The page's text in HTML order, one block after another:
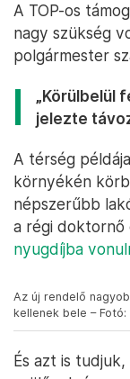
A TOP-os
nagy szükség
polgármester
„Körülbelül
jelezte
A térség
környékén
népszerűbb
a régi
nyugdíjba